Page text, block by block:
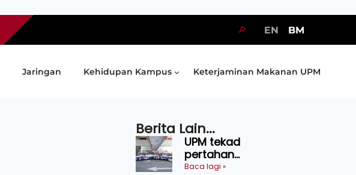
🔎 EN BM
Jaringan Kehidupan Kampus Keterjaminan Makanan UPM
Berita Lain...
UPM tekad
pertahan
kejuaraan SUKUM
Baca lagi »